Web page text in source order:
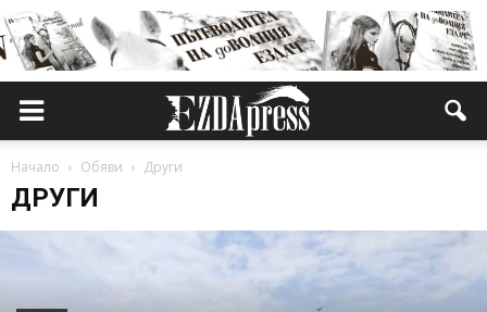
Начало Обяви Други
ДРУГИ